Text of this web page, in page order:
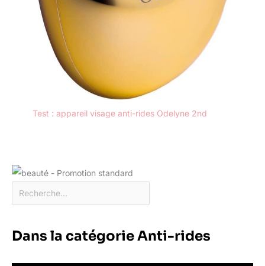
Test : appareil visage anti-rides Odelyne 2nd
Dans la catégorie Anti-rides